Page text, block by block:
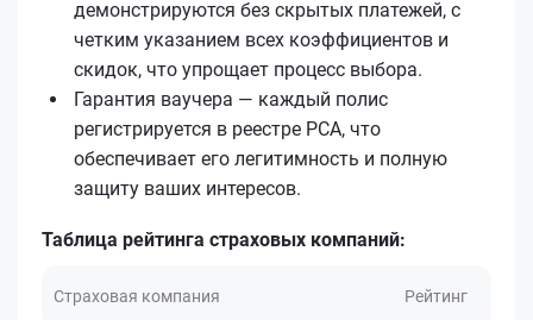
демонстрируются без скрытых платежей, с
четким указанием всех коэффициентов и
скидок, что упрощает процесс выбора.
Гарантия ваучера — каждый полис
регистрируется в реестре РСА, что
обеспечивает его легитимность и полную
защиту ваших интересов.
Таблица рейтинга страховых компаний:
Страховая компания Рейтинг